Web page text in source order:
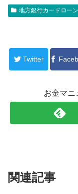
地方銀行カードローン
Twitter
お金マニ
関連記事